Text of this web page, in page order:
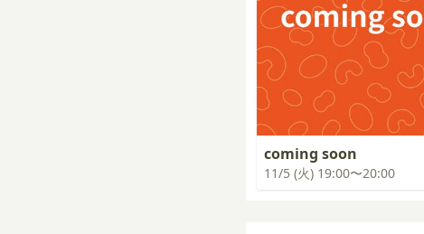
coming soon
11/5 (火) 19:00〜20:00